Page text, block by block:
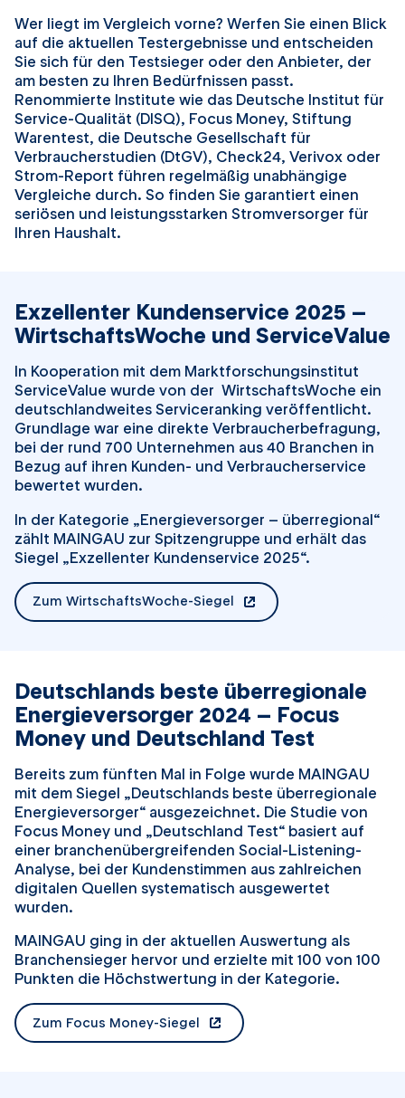
Wer liegt im Vergleich vorne? Werfen Sie einen Blick
auf die aktuellen Testergebnisse und entscheiden
Sie sich für den Testsieger oder den Anbieter, der
am besten zu Ihren Bedürfnissen passt.
Renommierte Institute wie das Deutsche Institut für
Service-Qualität (DISQ), Focus Money, Stiftung
Warentest, die Deutsche Gesellschaft für
Verbraucherstudien (DtGV), Check24, Verivox oder
Strom-Report führen regelmäßig unabhängige
Vergleiche durch. So finden Sie garantiert einen
seriösen und leistungsstarken Stromversorger für
Ihren Haushalt.
Exzellenter Kundenservice 2025 –
WirtschaftsWoche und ServiceValue
In Kooperation mit dem Marktforschungsinstitut
ServiceValue wurde von der WirtschaftsWoche ein
deutschlandweites Serviceranking veröffentlicht.
Grundlage war eine direkte Verbraucherbefragung,
bei der rund 700 Unternehmen aus 40 Branchen in
Bezug auf ihren Kunden- und Verbraucherservice
bewertet wurden.
In der Kategorie „Energieversorger – überregional“
zählt MAINGAU zur Spitzengruppe und erhält das
Siegel „Exzellenter Kundenservice 2025“.
Zum WirtschaftsWoche-Siegel
öffnet in einem neuen Tab
Deutschlands beste überregionale
Energieversorger 2024 – Focus
Money und Deutschland Test
Bereits zum fünften Mal in Folge wurde MAINGAU
mit dem Siegel „Deutschlands beste überregionale
Energieversorger“ ausgezeichnet. Die Studie von
Focus Money und „Deutschland Test“ basiert auf
einer branchenübergreifenden Social-Listening-
Analyse, bei der Kundenstimmen aus zahlreichen
digitalen Quellen systematisch ausgewertet
wurden.
MAINGAU ging in der aktuellen Auswertung als
Branchensieger hervor und erzielte mit 100 von 100
Punkten die Höchstwertung in der Kategorie.
Zum Focus Money-Siegelöffnet in einem neuen Tab